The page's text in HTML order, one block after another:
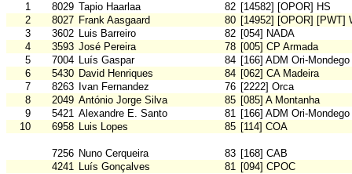
1
8029 Tapio Haarlaa 82 [14582] [OPOR] HS
2
8027 Frank Aasgaard 80 [14952] [OPOR] [PWT]
3
3602 Luis Barreiro 82 [054] NADA
4
3593 José Pereira 78 [005] CP Armada
5
7004 Luís Gaspar 84 [166] ADM Ori-Mondego
6
5430 David Henriques 84 [062] CA Madeira
7
8263 Ivan Fernandez 76 [2222] Orca
8
2049 António Jorge Silva 85 [085] A Montanha
9
5421 Alexandre E. Santo 81 [166] ADM Ori-Mondego
10
6958 Luis Lopes 85 [114] COA
7256 Nuno Cerqueira 83 [168] CAB
4241 Luís Gonçalves 81 [094] CPOC